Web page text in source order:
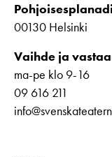
00130 Helsinki
Vaihde ja
ma-pe klo 9-16
09 616 211